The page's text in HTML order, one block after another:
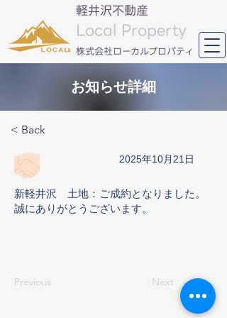
軽井沢不動産
Local Property
​株式会社ローカルプロパティ
お知らせ詳細
< Back
2025年10月21日
新軽井沢 土地：ご成約となりました。
誠にありがとうございます。
Previous Next